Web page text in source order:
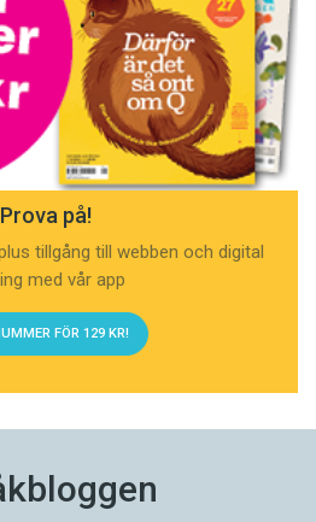
Prova på!
tillgång till webben och digital
med vår app
FÖR 129 KR!